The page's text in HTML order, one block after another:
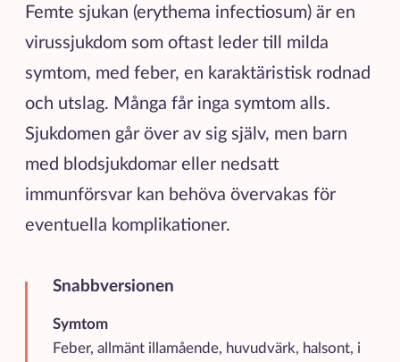
Femte sjukan (erythema infectiosum) är en
virussjukdom som oftast leder till milda
symtom, med feber, en karaktäristisk rodnad
och utslag. Många får inga symtom alls.
Sjukdomen går över av sig själv, men barn
med blodsjukdomar eller nedsatt
immunförsvar kan behöva övervakas för
eventuella komplikationer.
Snabbversionen
Kortfattad sammanfattning av de viktigaste
Symtom
Feber, allmänt illamående, huvudvärk, halsont, i